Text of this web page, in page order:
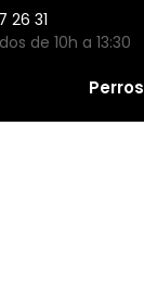
26 31
de 10h a 13:30
Perros